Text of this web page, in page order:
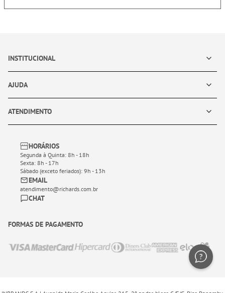
INSTITUCIONAL
AJUDA
ATENDIMENTO
HORÁRIOS
Segunda à Quinta: 8h - 18h
Sexta: 8h - 17h
Sábado (exceto feriados): 9h - 13h
EMAIL
atendimento@richards.com.br
CHAT
FORMAS DE PAGAMENTO